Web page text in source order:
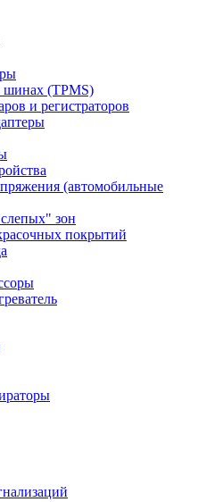
шинах (TPMS)
и регистраторов
(автомобильные
зон
покрытий